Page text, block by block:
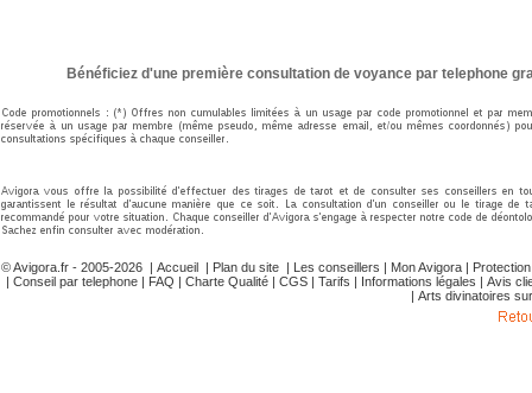
Bénéficiez d'une première consultation de voyance par telephone
© Avigora.fr - 2005-2026 | Accueil| Plan du site| Les conseillers | Mon Avigora|
| Conseil par telephone| FAQ | Charte Qualité| CGS| Tarifs | Informations légales | Avis
| Arts divinatoires